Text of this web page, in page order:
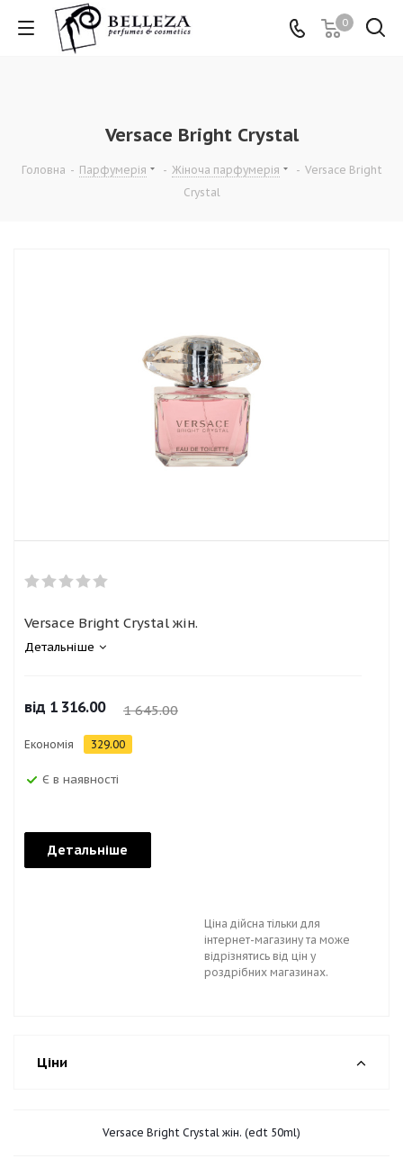
0
Versace Bright Crystal
Головна - Парфумерія - Жіноча парфумерія - Versace Bright
Crystal
Versace Bright Crystal жін.
Детальніше
від 1 316.00 1 645.00
Економія 329.00
Є в наявності
Детальніше
Ціна дійсна тільки для
інтернет-магазину та може
відрізнятись від цін у
роздрібних магазинах.
Ціни
Versace Bright Crystal жін. (edt 50ml)